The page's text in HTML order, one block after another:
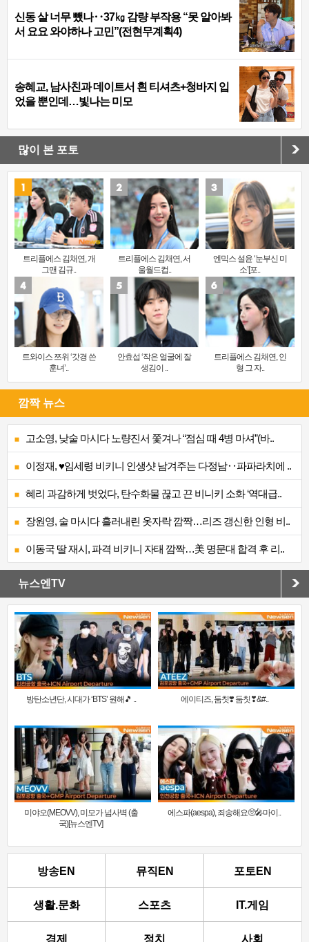
신동 살 너무 뺐나‥37㎏ 감량 부작용 “못 알아봐
서 요요 와야하나 고민”(전현무계획4)
송혜교, 남사친과 데이트서 흰 티셔츠+청바지 입
었을 뿐인데…빛나는 미모
많이 본 포토
트리플에스 김채연, 개
그맨 김규..
트리플에스 김채연, 서
울월드컵..
엔믹스 설윤 ‘눈부신 미
소’[포..
트와이스 쯔위 ‘갓경 쓴
훈녀’..
안효섭 ‘작은 얼굴에 잘
생김이 ..
트리플에스 김채연, 인
형 그 자..
깜짝 뉴스
고소영, 낮술 마시다 노량진서 쫓겨나 “점심 때 4병 마셔”(바..
이정재, ♥임세령 비키니 인생샷 남겨주는 다정남‥파파라치에 ..
혜리 과감하게 벗었다, 탄수화물 끊고 끈 비니키 소화 ‘역대급..
장원영, 술 마시다 흘러내린 옷자락 깜짝…리즈 갱신한 인형 비..
이동국 딸 재시, 파격 비키니 자태 깜짝…美 명문대 합격 후 리..
뉴스엔TV
방탄소년단, 시대가 ‘BTS’ 원해🎵 .. 에이티즈, 둠칫❣️ 둠칫❣&#..
미야오(MEOVV), 미모가 넘사벽 (출
국)[뉴스엔TV]
에스파(aespa), 죄송해요🥺🎤마이..
방송EN 뮤직EN 포토EN
생활.문화 스포츠 IT.게임
경제 정치 사회